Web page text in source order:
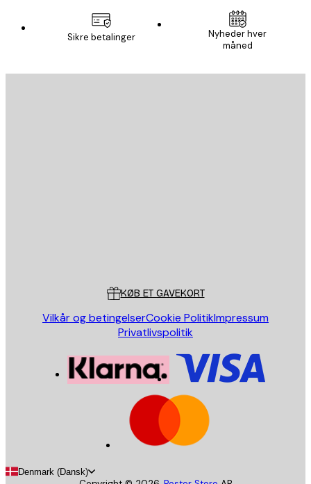
Sikre betalinger
Nyheder hver
måned
KØB ET GAVEKORT
Vilkår og betingelserCookie PolitikImpressum
Privatlivspolitik
Denmark (Dansk)